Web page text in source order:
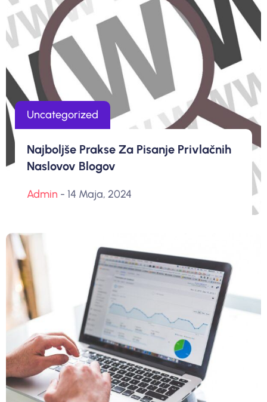
Uncategorized
Najboljše Prakse Za Pisanje Privlačnih
Naslovov Blogov
Admin - 14 Maja, 2024